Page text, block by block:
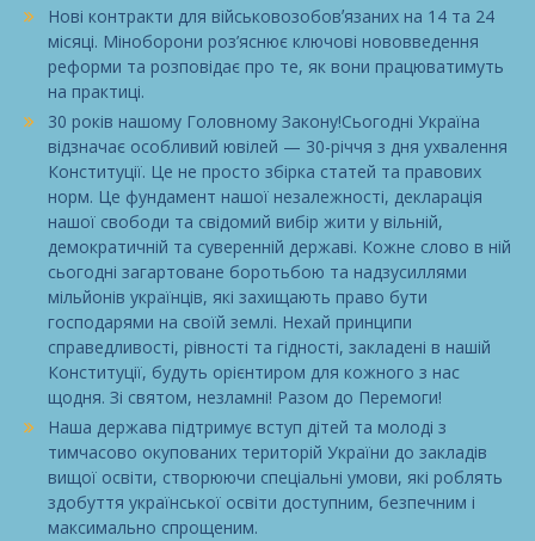
Нові контракти для військовозобовʼязаних на 14 та 24
місяці. Міноборони роз’яснює ключові нововведення
реформи та розповідає про те, як вони працюватимуть
на практиці.
30 років нашому Головному Закону!Сьогодні Україна
відзначає особливий ювілей — 30-річчя з дня ухвалення
Конституції. Це не просто збірка статей та правових
норм. Це фундамент нашої незалежності, декларація
нашої свободи та свідомий вибір жити у вільній,
демократичній та суверенній державі. Кожне слово в ній
сьогодні загартоване боротьбою та надзусиллями
мільйонів українців, які захищають право бути
господарями на своїй землі. Нехай принципи
справедливості, рівності та гідності, закладені в нашій
Конституції, будуть орієнтиром для кожного з нас
щодня. Зі святом, незламні! Разом до Перемоги!
Наша держава підтримує вступ дітей та молоді з
тимчасово окупованих територій України до закладів
вищої освіти, створюючи спеціальні умови, які роблять
здобуття української освіти доступним, безпечним і
максимально спрощеним.